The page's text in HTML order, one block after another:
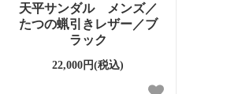
天平サンダル メンズ／
たつの蝋引きレザー／ブ
ラック
22,000円(税込)